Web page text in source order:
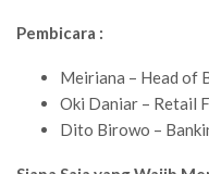
Pembicara :
Meiriana – Head of
Oki Daniar – Retail
Dito Birowo –